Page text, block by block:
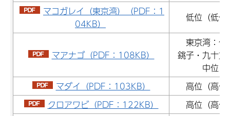
マコガレイ（東京湾）（PDF：1
04KB）
低位（低位
マアナゴ（PDF：108KB）
東京湾：低
銚子・九十九
中位
マダイ（PDF：103KB）
高位（高位
クロアワビ（PDF：122KB）
高位（高位